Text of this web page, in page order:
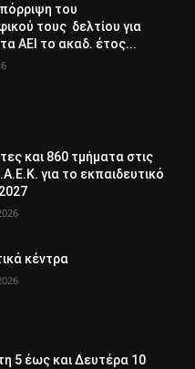
του
τους δελτίου για
ΑΕΙ το ακαδ. έτος...
και 860 τμήματα στις
για το εκπαιδευτικό
κέντρα
5 έως και Δευτέρα 10